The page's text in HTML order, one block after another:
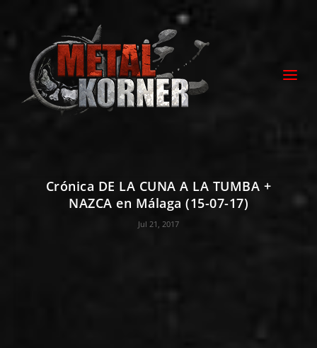
Crónica DE LA CUNA A LA TUMBA +
NAZCA en Málaga (15-07-17)
Jul 21, 2017